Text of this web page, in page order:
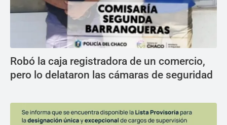
Robó la caja registradora de un comercio,
pero lo delataron las cámaras de seguridad